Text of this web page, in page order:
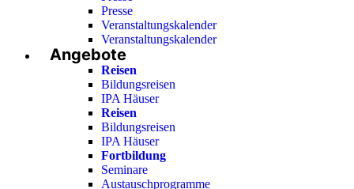
Presse
Veranstaltungskalender
Veranstaltungskalender
Angebote
Reisen
Bildungsreisen
IPA Häuser
Reisen
Bildungsreisen
IPA Häuser
Fortbildung
Seminare
Austauschprogramme